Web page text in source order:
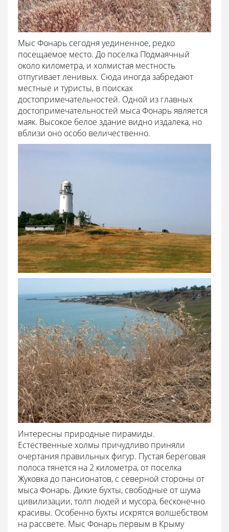
Мыс Фонарь сегодня уединенное, редко
посещаемое место. До поселка Подмаячный
около километра, и холмистая местность
отпугивает ленивых. Сюда иногда забредают
местные и туристы, в поисках
достопримечательностей. Одной из главных
достопримечательностей мыса Фонарь является
маяк. Высокое белое здание видно издалека, но
вблизи оно особо величественно.
Интересны природные пирамиды.
Естественные холмы причудливо приняли
очертания правильных фигур. Пустая береговая
полоса тянется на 2 километра, от поселка
Жуковка до пансионатов, с северной стороны от
мыса Фонарь. Дикие бухты, свободные от шума
цивилизации, толп людей и мусора, бесконечно
красивы. Особенно бухты искрятся волшебством
на рассвете. Мыс Фонарь первым в Крыму